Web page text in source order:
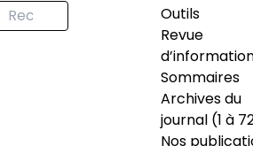
Outils
Revue
Sommaires
Archives du
journal (1 à
Nos